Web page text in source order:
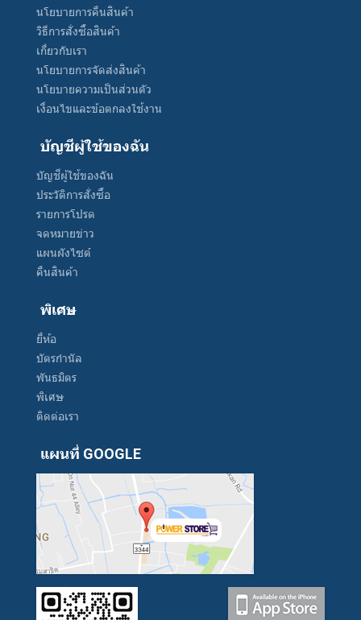
นโยบายการคืนสินค้า
วิธีการสั่งซื้อสินค้า
เกี่ยวกับเรา
นโยบายการจัดส่งสินค้า
นโยบายความเป็นส่วนตัว
เงื่อนไขและข้อตกลงใช้งาน
บัญชีผู้ใช้ของฉัน
บัญชีผู้ใช้ของฉัน
ประวัติการสั่งซื้อ
รายการโปรด
จดหมายข่าว
แผนผังไซต์
คืนสินค้า
พิเศษ
ยี่ห้อ
บัตรกำนัล
พันธมิตร
พิเศษ
ติดต่อเรา
แผนที่ GOOGLE